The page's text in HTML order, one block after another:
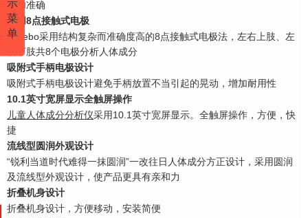
更加准确
采用8点接触式电极
Carebo采用结构复杂而准确度高的8点接触式电极法，左右上肢、左
右下肢共8个电极分析人体成分
吸附式手柄电极设计
吸附式手柄电极设计避免手柄放置不当引起的晃动，增加耐用性
10.1英寸宽屏显示全触屏操作
儿童人体成分分析仪采用10.1英寸宽屏显示。全触屏操作，方便，快
捷
流线型圆润外观设计
“锐利当道时代难得一抹圆润”一改往日人体成分方正设计，采用圆润
及流线型外观设计， 使产品更具有亲和力
折叠机身设计
折叠机身设计，方便移动，安装简便
示
菜
单